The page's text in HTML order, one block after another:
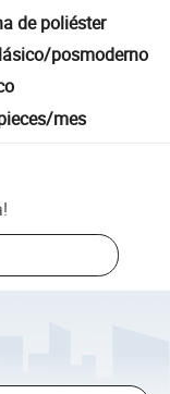
de poliéster
posmoderno
mes
!